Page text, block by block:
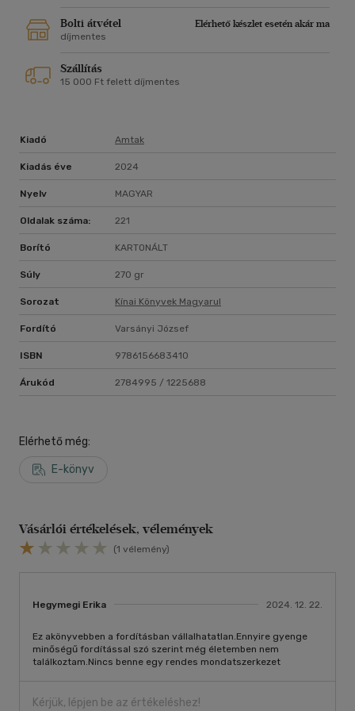
Dust", a "Nap", a "Folyó déli részén", s esszében a "Szél a vízen"
gyűjtemény.
A könyvnek pendrive-könyv formátuma is elkészült. Ez a
kiadványtípus egyedül kiadónknál lelhető fel. Látogass el
"Kínai könyvek magyarul" sorozatunk következő darabjait!
Bolti átvétel
Elérhető készlet esetén akár ma
díjmentes
Szállítás
15 000 Ft felett díjmentes
Kiadó Amtak
Kiadás éve 2024
Nyelv MAGYAR
Oldalak száma: 221
Borító KARTONÁLT
Súly 270 gr
Sorozat Kínai Könyvek Magyarul
Fordító Varsányi József
ISBN 9786156683410
Árukód 2784995 / 1225688
Elérhető még:
E-könyv
Vásárlói értékelések, vélemények
(1 vélemény)
Hegymegi Erika 2024. 12. 22.
Ez akönyvebben a fordításban vállalhatatlan.Ennyire gyenge
minőségű fordítással szó szerint még életemben nem
találkoztam.Nincs benne egy rendes mondatszerkezet
Kérjük, lépjen be az értékeléshez!